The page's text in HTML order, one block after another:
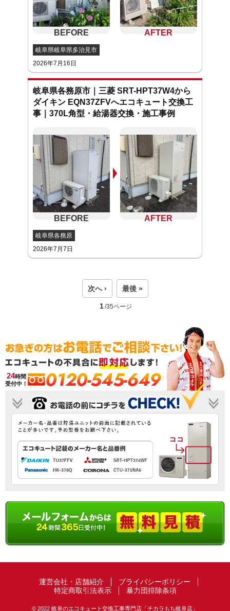
岐阜県岐阜県多治見市
2026年7月16日
岐阜県各務原市｜三菱 SRT-HPT37W4から
ダイキン EQN37ZFVへエコキュート交換工
事｜370L角型・給湯器交換・施工事例
岐阜県各務原
2026年7月7日
次へ › 最後 »
1/35ページ
24時間
受付中！
0120-545-649
運営会社・店舗紹介
プライバシーポリシー
特定商取引法表示
暴力団排除条項
© 2022 岐阜のエコキュート交換工事専門店「チカラもち岐阜店」